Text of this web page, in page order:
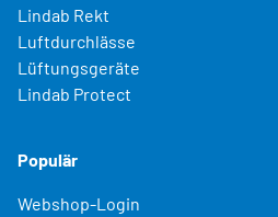
Lindab Rekt
Luftdurchlässe
Lüftungsgeräte
Lindab Protect
Populär
Webshop-Login